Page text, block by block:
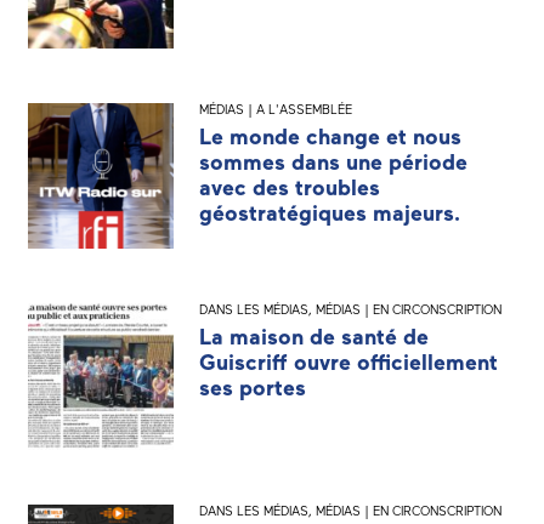
MÉDIAS | A L'ASSEMBLÉE
Le monde change et nous
sommes dans une période
avec des troubles
géostratégiques majeurs.
DANS LES MÉDIAS, MÉDIAS | EN CIRCONSCRIPTION
La maison de santé de
Guiscriff ouvre officiellement
ses portes
DANS LES MÉDIAS, MÉDIAS | EN CIRCONSCRIPTION